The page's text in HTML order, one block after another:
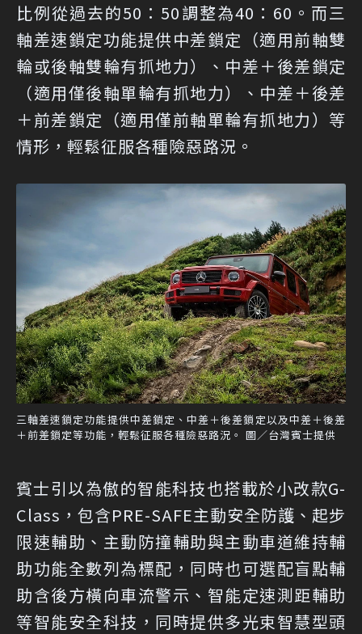
比例從過去的50：50調整為40：60。而三
軸差速鎖定功能提供中差鎖定（適用前軸雙
輪或後軸雙輪有抓地力）、中差＋後差鎖定
（適用僅後軸單輪有抓地力）、中差＋後差
＋前差鎖定（適用僅前軸單輪有抓地力）等
情形，輕鬆征服各種險惡路況。
三軸差速鎖定功能提供中差鎖定、中差＋後差鎖定以及中差＋後差
＋前差鎖定等功能，輕鬆征服各種險惡路況。 圖／台灣賓士提供
賓士引以為傲的智能科技也搭載於小改款G-
Class，包含PRE-SAFE主動安全防護、起步
限速輔助、主動防撞輔助與主動車道維持輔
助功能全數列為標配，同時也可選配盲點輔
助含後方橫向車流警示、智能定速測距輔助
等智能安全科技，同時提供多光束智慧型頭